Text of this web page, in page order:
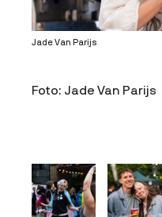
Jade Van Parijs
Foto: Jade Van Parijs